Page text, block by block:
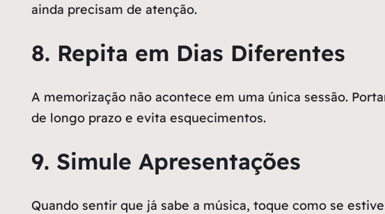
ainda precisam de atenção.
8. Repita em Dias Diferentes
A memorização não acontece em uma única sessão.
de longo prazo e evita esquecimentos.
9. Simule Apresentações
Quando sentir que já sabe a música, toque como se